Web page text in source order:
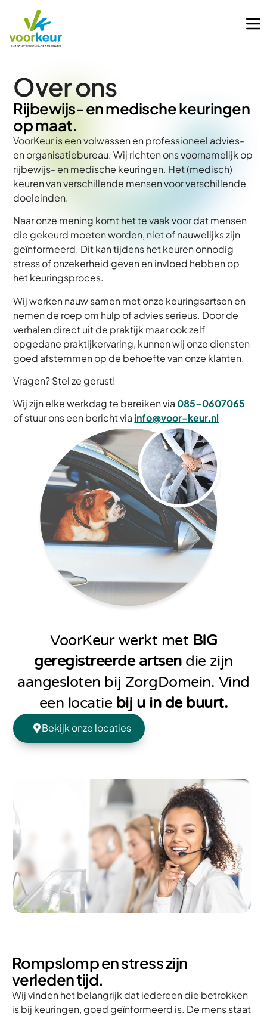
Over ons
Rijbewijs- en medische keuringen
op maat.
VoorKeur is een volwassen en professioneel advies-
en organisatiebureau. Wij richten ons voornamelijk op
rijbewijs- en medische keuringen. Het (medisch)
keuren van verschillende mensen voor verschillende
doeleinden.
Naar onze mening komt het te vaak voor dat mensen
die gekeurd moeten worden, niet of nauwelijks zijn
geïnformeerd. Dit kan tijdens het keuren onnodig
stress of onzekerheid geven en invloed hebben op
het keuringsproces.
Wij werken nauw samen met onze keuringsartsen en
nemen de roep om hulp of advies serieus. Door de
verhalen direct uit de praktijk maar ook zelf
opgedane praktijkervaring, kunnen wij onze diensten
goed afstemmen op de behoefte van onze klanten.
Vragen? Stel ze gerust!
Wij zijn elke werkdag te bereiken via 085-0607065
of stuur ons een bericht via info@voor-keur.nl
VoorKeur werkt met BIG
geregistreerde artsendie zijn
aangesloten bij ZorgDomein. Vind
een locatie bij u in de buurt.
Bekijk onze locaties
Rompslomp en stress zijn
verleden tijd.
Wij vinden het belangrijk dat iedereen die betrokken
is bij keuringen, goed geïnformeerd is. De mens staat